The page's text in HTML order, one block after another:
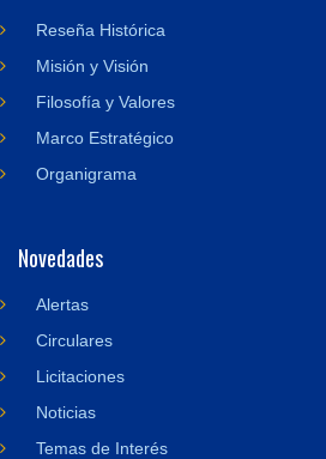
Reseña Histórica
Misión y Visión
Filosofía y Valores
Marco Estratégico
Organigrama
Novedades
Alertas
Circulares
Licitaciones
Noticias
Temas de Interés